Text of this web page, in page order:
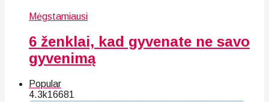
Mėgstamiausi
6 ženklai, kad gyvenate ne savo
gyvenimą
Popular
4.3k16681